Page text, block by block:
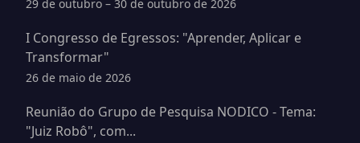
29 de outubro – 30 de outubro de 2026
I Congresso de Egressos: "Aprender, Aplicar e
Transformar"
26 de maio de 2026
Reunião do Grupo de Pesquisa NODICO - Tema:
"Juiz Robô", com...